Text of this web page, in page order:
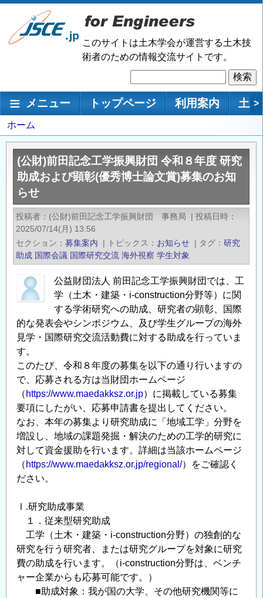
メ
ン
移
このサイトは土木学会が運営する土木技
術者のための情報交流サイトです。
索
メインナビゲーション
メニュー トップページ 利用案内 土 >
パ
ン
く
ホーム
(公財)前田記念工学振興財団 令和８年度 研究
助成および顕彰(優秀博士論文賞)募集のお知
らせ
投稿者 (公財)前田記念工学振興財団 事務局 | 投稿日時
2025/07/14(月) 13:56
セクション
募集案内 | トピックス お知らせ | タグ
研究
助成 国際会議 国際研究交流 海外視察 学生対象
公益財団法人 前田記念工学振興財団では、工
学（土木・建築・i-construction分野等）に関
する学術研究への助成、研究者の顕彰、国際
的な発表会やシンポジウム、及び学生グループの海外
見学・国際研究交流活動費に対する助成を行っていま
す。
このたび、令和８年度の募集を以下の通り行いますの
で、応募される方は当財団ホームページ
（ https://www.maedakksz.or.jp）に掲載している募集
要項にしたがい、応募申請書を提出してください。
なお、本年の募集より研究助成に「地域工学」分野を
増設し、地域の課題発掘・解決のための工学的研究に
対して資金援助を行います。詳細は当該ホームページ
（ https://www.maedakksz.or.jp/regional/）をご確認く
ださい。
Ⅰ.研究助成事業
１．従来型研究助成
工学（土木・建築・i-construction分野）の独創的な
研究を行う研究者、または研究グループを対象に研究
費の助成を行います。（i-construction分野は、ベンチ
ャー企業からも応募可能です。）
■助成対象：我が国の大学、その他研究機関等に